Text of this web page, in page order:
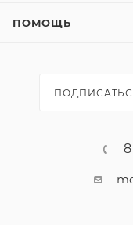
ПОМОЩЬ